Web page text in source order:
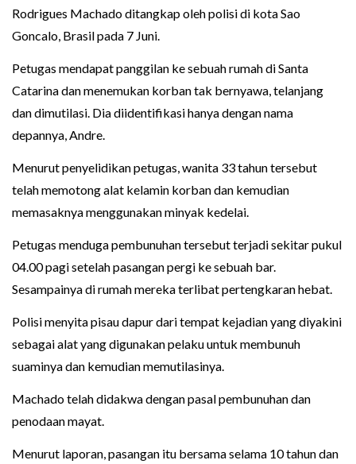
Rodrigues Machado ditangkap oleh polisi di kota Sao
Goncalo, Brasil pada 7 Juni.
Petugas mendapat panggilan ke sebuah rumah di Santa
Catarina dan menemukan korban tak bernyawa, telanjang
dan dimutilasi. Dia diidentifikasi hanya dengan nama
depannya, Andre.
Menurut penyelidikan petugas, wanita 33 tahun tersebut
telah memotong alat kelamin korban dan kemudian
memasaknya menggunakan minyak kedelai.
Petugas menduga pembunuhan tersebut terjadi sekitar pukul
04.00 pagi setelah pasangan pergi ke sebuah bar.
Sesampainya di rumah mereka terlibat pertengkaran hebat.
Polisi menyita pisau dapur dari tempat kejadian yang diyakini
sebagai alat yang digunakan pelaku untuk membunuh
suaminya dan kemudian memutilasinya.
Machado telah didakwa dengan pasal pembunuhan dan
penodaan mayat.
Menurut laporan, pasangan itu bersama selama 10 tahun dan